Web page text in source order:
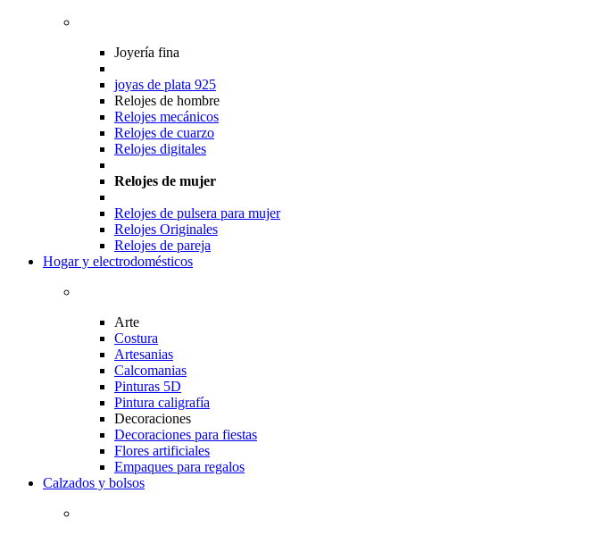
Joyería fina
joyas de plata 925
Relojes de hombre
Relojes mecánicos
Relojes de cuarzo
Relojes digitales
Relojes de mujer
Relojes de pulsera para mujer
Relojes Originales
Relojes de pareja
Hogar y electrodomésticos
Arte
Costura
Artesanias
Calcomanias
Pinturas 5D
Pintura caligrafía
Decoraciones
Decoraciones para fiestas
Flores artificiales
Empaques para regalos
Calzados y bolsos